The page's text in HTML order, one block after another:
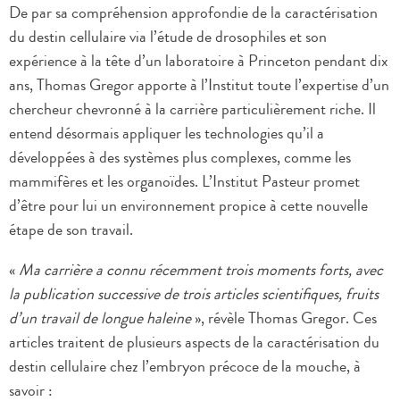
De par sa compréhension approfondie de la caractérisation
du destin cellulaire via l’étude de drosophiles et son
expérience à la tête d’un laboratoire à Princeton pendant dix
ans, Thomas Gregor apporte à l’Institut toute l’expertise d’un
chercheur chevronné à la carrière particulièrement riche. Il
entend désormais appliquer les technologies qu’il a
développées à des systèmes plus complexes, comme les
mammifères et les organoïdes. L’Institut Pasteur promet
d’être pour lui un environnement propice à cette nouvelle
étape de son travail.
«Ma carrière a connu récemment trois moments forts, avec
la publication successive de trois articles scientifiques, fruits
d’un travail de longue haleine», révèle Thomas Gregor. Ces
articles traitent de plusieurs aspects de la caractérisation du
destin cellulaire chez l’embryon précoce de la mouche, à
savoir :